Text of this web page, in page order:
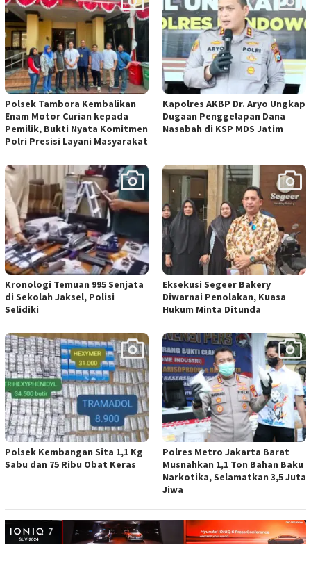
Polsek Tambora Kembalikan
Enam Motor Curian kepada
Pemilik, Bukti Nyata Komitmen
Polri Presisi Layani Masyarakat
Kapolres AKBP Dr. Aryo Ungkap
Dugaan Penggelapan Dana
Nasabah di KSP MDS Jatim
Kronologi Temuan 995 Senjata
di Sekolah Jaksel, Polisi
Selidiki
Eksekusi Segeer Bakery
Diwarnai Penolakan, Kuasa
Hukum Minta Ditunda
Polsek Kembangan Sita 1,1 Kg
Sabu dan 75 Ribu Obat Keras
Polres Metro Jakarta Barat
Musnahkan 1,1 Ton Bahan Baku
Narkotika, Selamatkan 3,5 Juta
Jiwa